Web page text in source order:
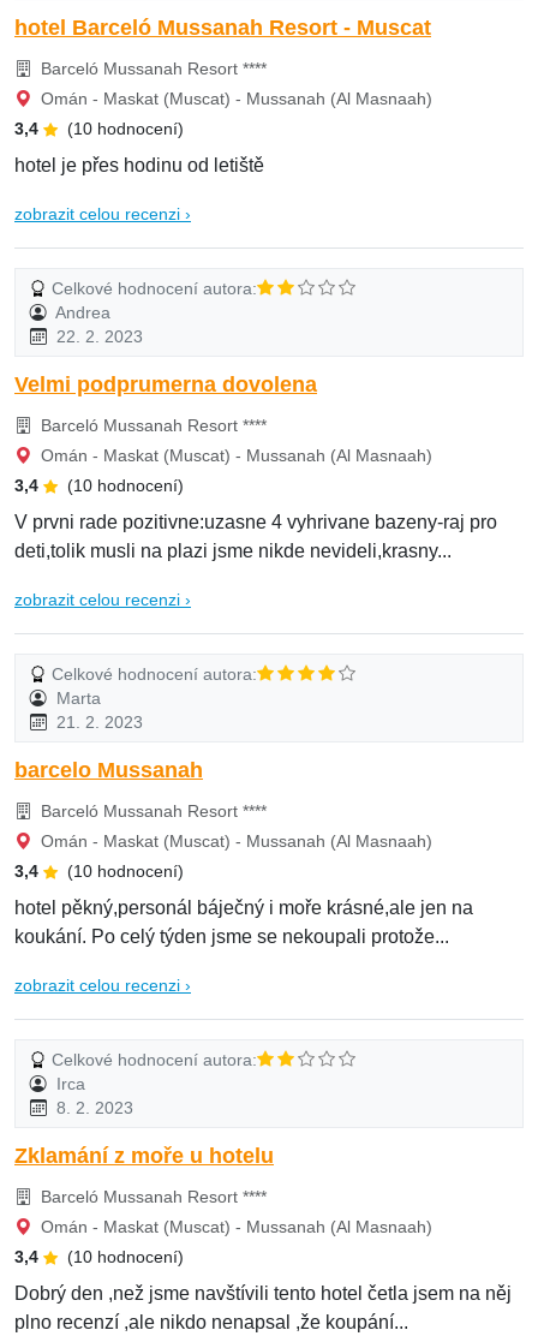
hotel Barceló Mussanah Resort - Muscat
Barceló Mussanah Resort ****
Omán - Maskat (Muscat) - Mussanah (Al Masnaah)
3,4
(10 hodnocení)
hotel je přes hodinu od letiště
zobrazit celou recenzi ›
Celkové hodnocení autora:
Andrea
22. 2. 2023
Velmi podprumerna dovolena
Barceló Mussanah Resort ****
Omán - Maskat (Muscat) - Mussanah (Al Masnaah)
3,4
(10 hodnocení)
V prvni rade pozitivne:uzasne 4 vyhrivane bazeny-raj pro
deti,tolik musli na plazi jsme nikde nevideli,krasny...
zobrazit celou recenzi ›
Celkové hodnocení autora:
Marta
21. 2. 2023
barcelo Mussanah
Barceló Mussanah Resort ****
Omán - Maskat (Muscat) - Mussanah (Al Masnaah)
3,4
(10 hodnocení)
hotel pěkný,personál báječný i moře krásné,ale jen na
koukání. Po celý týden jsme se nekoupali protože...
zobrazit celou recenzi ›
Celkové hodnocení autora:
Irca
8. 2. 2023
Zklamání z moře u hotelu
Barceló Mussanah Resort ****
Omán - Maskat (Muscat) - Mussanah (Al Masnaah)
3,4
(10 hodnocení)
Dobrý den ,než jsme navštívili tento hotel četla jsem na něj
plno recenzí ,ale nikdo nenapsal ,že koupání...